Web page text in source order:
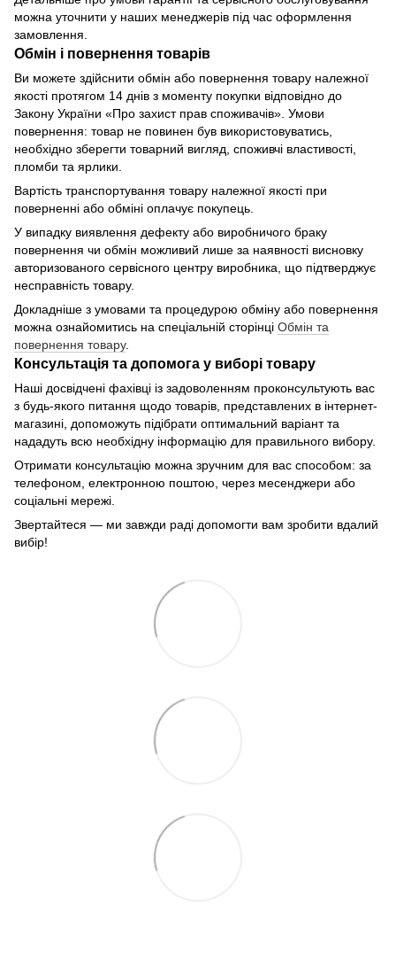
можна уточнити у наших менеджерів під час оформлення
замовлення.
Обмін і повернення товарів
Ви можете здійснити обмін або повернення товару належної
якості протягом 14 днів з моменту покупки відповідно до
Закону України «Про захист прав споживачів». Умови
повернення: товар не повинен був використовуватись,
необхідно зберегти товарний вигляд, споживчі властивості,
пломби та ярлики.
Вартість транспортування товару належної якості при
поверненні або обміні оплачує покупець.
У випадку виявлення дефекту або виробничого браку
повернення чи обмін можливий лише за наявності висновку
авторизованого сервісного центру виробника, що підтверджує
несправність товару.
Докладніше з умовами та процедурою обміну або повернення
можна ознайомитись на спеціальній сторінці Обмін та
повернення товару.
Консультація та допомога у виборі товару
Наші досвідчені фахівці із задоволенням проконсультують вас
з будь-якого питання щодо товарів, представлених в інтернет-
магазині, допоможуть підібрати оптимальний варіант та
нададуть всю необхідну інформацію для правильного вибору.
Отримати консультацію можна зручним для вас способом: за
телефоном, електронною поштою, через месенджери або
соціальні мережі.
Звертайтеся — ми завжди раді допомогти вам зробити вдалий
вибір!